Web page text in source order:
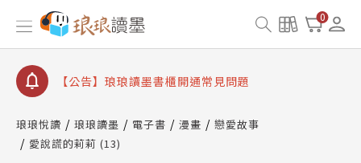
0
【公告】琅琅讀墨數位閱讀資產合併與書櫃開通申請
【公告】琅琅讀墨 3 分鐘完成書櫃開通與資產合併申
查詢
【公告】琅琅讀墨數位閱讀資產合併與書櫃開通申請
琅琅悅讀 琅琅讀墨 電子書 漫畫
戀愛故事
愛說謊的莉莉 (13)